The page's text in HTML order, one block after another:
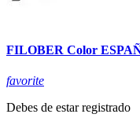
FILOBER Color
favorite
Debes de estar registrado